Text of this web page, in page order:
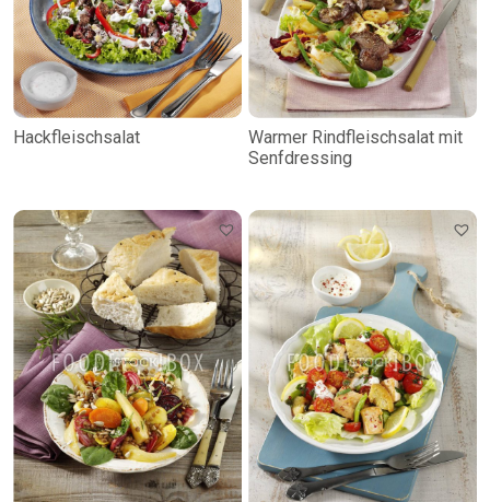
Hackfleischsalat
Warmer Rindfleischsalat mit
Senfdressing